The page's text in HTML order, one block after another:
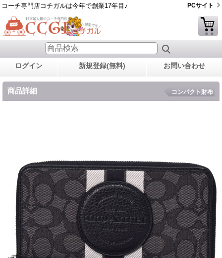
コーチ専門店コチガルは今年で創業17年目♪ PCサイト
ログイン 新規登録(無料) お問い合わせ
商品詳細 コンパクト財布